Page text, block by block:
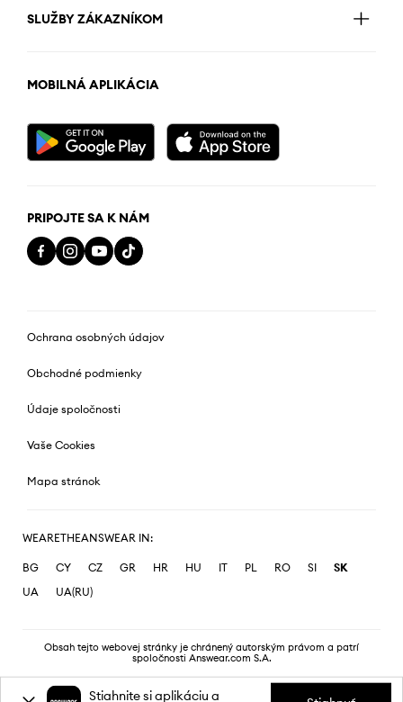
SLUŽBY ZÁKAZNÍKOM
MOBILNÁ APLIKÁCIA
PRIPOJTE SA K NÁM
Ochrana osobných údajov
Obchodné podmienky
Údaje spoločnosti
Vaše Cookies
Mapa stránok
WEARETHEANSWEAR IN:
BG CY CZ GR HR HU IT PL RO SI
SK
UA
UA(RU)
Obsah tejto webovej stránky je chránený autorským právom a patrí
spoločnosti Answear.com S.A.
Stiahnite si aplikáciu a